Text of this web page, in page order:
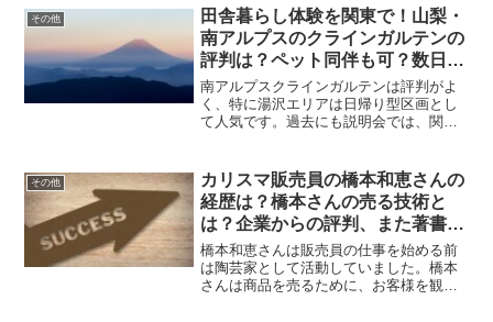
地、その巨大な体を作る、ダイオウイカ
の食べるものについてもお...
その他
田舎暮らし体験を関東で！山梨・
南アルプスのクラインガルテンの
評判は？ペット同伴も可？数日〜
数週間などの短期滞在もできる？
クラインガルテンの料金などにつ
いても！
南アルプスクラインガルテンは評判がよ
く、特に湯沢エリアは日帰り型区画とし
て人気です。過去にも説明会では、関西
することはできません。クラインガルテ
ンは日帰りの短期滞在する...
その他
カリスマ販売員の橋本和恵さんの
経歴は？橋本さんの売る技術と
は？企業からの評判、また著書の
評判についても調査！
橋本和恵さんは販売員の仕事を始める前
は陶芸家として活動していました。橋本
さんは商品を売るために、お客様を観察